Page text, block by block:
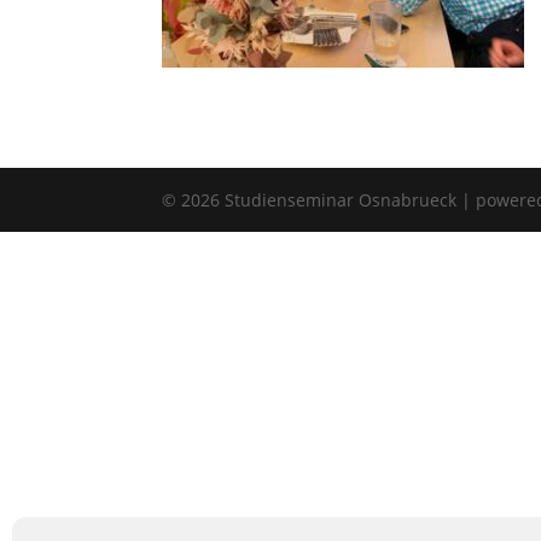
© 2026 Studienseminar Osnabrueck |